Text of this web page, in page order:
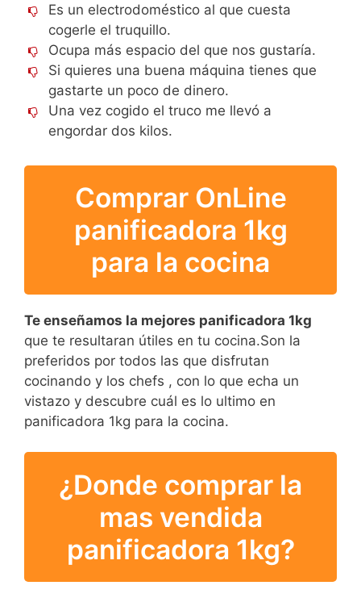
Es un electrodoméstico al que cuesta
cogerle el truquillo.
Ocupa más espacio del que nos gustaría.
Si quieres una buena máquina tienes que
gastarte un poco de dinero.
Una vez cogido el truco me llevó a
engordar dos kilos.
Comprar OnLine
panificadora 1kg
para la cocina
Te enseñamos la mejores panificadora 1kg
que te resultaran útiles en tu cocina.Son la
preferidos por todos las que disfrutan
cocinando y los chefs , con lo que echa un
vistazo y descubre cuál es lo ultimo en
panificadora 1kg para la cocina.
¿Donde comprar la
mas vendida
panificadora 1kg?